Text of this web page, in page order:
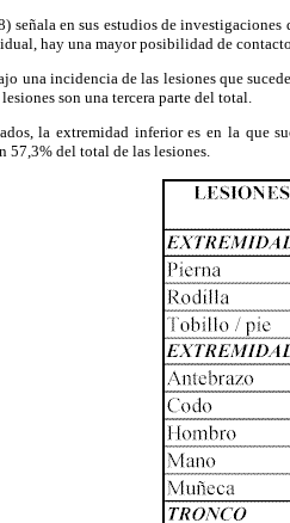
en sus estudios de
hay una mayor posibilidad de
una incidencia de las lesiones que
son una tercera parte del total.
la extremidad inferior es en la que
57,3% del total de las lesiones.